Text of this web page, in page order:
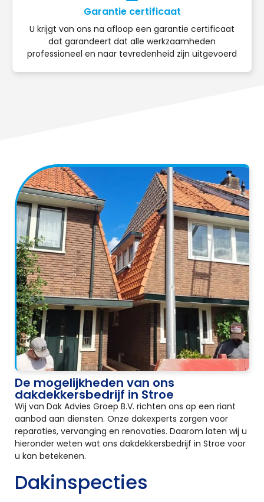
Garantie certificaat
U krijgt van ons na afloop een garantie certificaat
dat garandeert dat alle werkzaamheden
professioneel en naar tevredenheid zijn uitgevoerd
De mogelijkheden van ons
dakdekkersbedrijf in Stroe
Wij van Dak Advies Groep B.V. richten ons op een riant
aanbod aan diensten. Onze dakexperts zorgen voor
reparaties, vervanging en renovaties. Daarom laten wij u
hieronder weten wat ons dakdekkersbedrijf in Stroe voor
u kan betekenen.
Dakinspecties